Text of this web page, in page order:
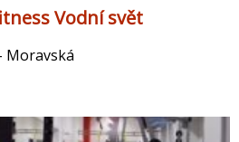
Vodní svět
Moravská